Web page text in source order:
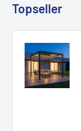
Topseller